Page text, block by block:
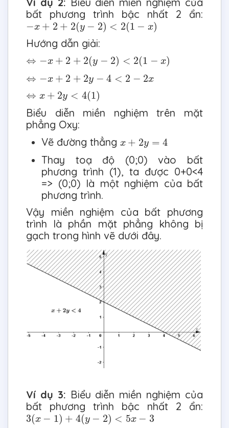
bất phương trình bậc nhất 2 ẩn:
−x + 2 + 2(y − 2) < 2(1 − x)
−x+ 2 +2 (y−2)< (1−x )
Hướng dẫn giải:
⇔ −x + 2 + 2(y − 2) < 2(1 − x)
⇔ +2 + 2( y 2)< −x
⇔ −x + 2 + 2y − 4 < 2 − 2x
⇔ +2 + 2y − 4<2 x
⇔ x + 2y < 4(1)
⇔ x+ 2 y<4 1)
Biểu diễn miền nghiệm trên mặt
phẳng Oxy:
Vẽ đường thẳng x + 2y = 4
x+ 2 y=4
Thay toạ độ (0;0) vào bất
phương trình (1), ta được 0+0<4
=> (0;0) là một nghiệm của bất
phương trình.
Vậy miền nghiệm của bất phương
trình là phần mặt phẳng không bị
gạch trong hình vẽ dưới đây.
Ví dụ 3: Biểu diễn miền nghiệm của
bất phương trình bậc nhất 2 ẩn:
3(x − 1) + 4(y − 2) < 5x − 3
3(x− )+4(y−2)< 5x−3